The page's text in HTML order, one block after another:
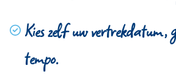
Kies zelf uw vertrekdatum,
tempo.